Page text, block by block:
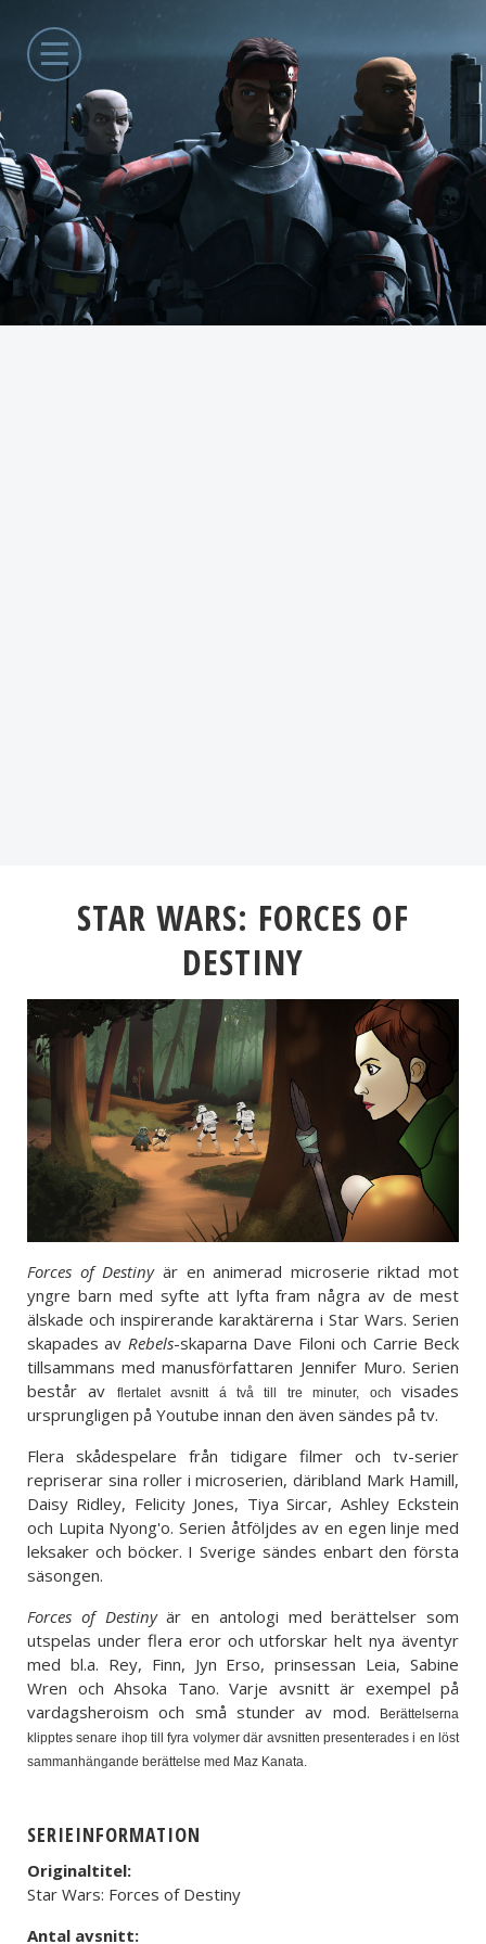
STAR WARS: FORCES OF
DESTINY
Forces of Destinyär en animerad microserie riktad mot
yngre barn med syfte att lyfta fram några av de mest
älskade och inspirerande karaktärerna i Star Wars. Serien
skapades av Rebels-skaparna Dave Filoni och Carrie Beck
tillsammans med manusförfattaren Jennifer Muro. Serien
består av
flertalet avsnitt á två till tre minuter, ochvisades
ursprungligen på Youtube innan den även sändes på tv.
Flera skådespelare från tidigare filmer och tv-serier
repriserar sina roller i microserien, däribland Mark Hamill,
Daisy Ridley, Felicity Jones, Tiya Sircar, Ashley Eckstein
och Lupita Nyong'o. Serien åtföljdes av en egen linje med
leksaker och böcker. I Sverige sändes enbart den första
säsongen.
Forces of Destinyär en antologi med berättelser som
utspelas under flera eror och utforskar helt nya äventyr
med bl.a. Rey, Finn, Jyn Erso, prinsessan Leia, Sabine
Wren och Ahsoka Tano. Varje avsnitt är exempel på
vardagsheroism och små stunder av mod.
Berättelserna
klipptes senare ihop till fyra volymer där avsnitten presenterades i en löst
sammanhängande berättelse med Maz Kanata.
SERIEINFORMATION
Originaltitel:
Star Wars: Forces of Destiny
Antal avsnitt: